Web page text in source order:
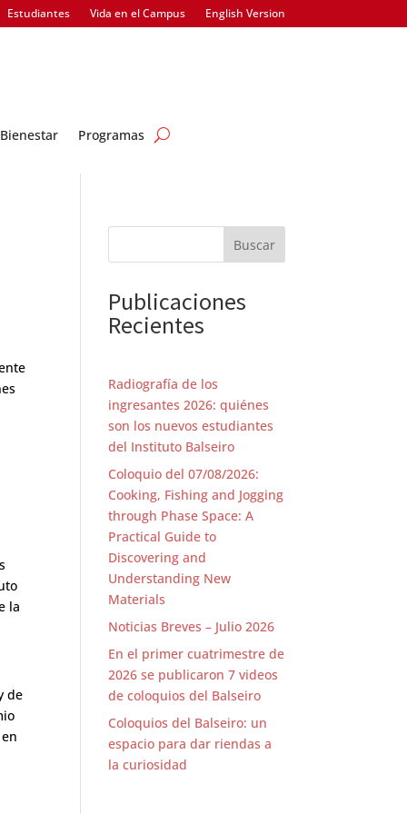
Estudiantes Vida en el Campus English Version
Bienestar Programas
la
de
Buscar
Publicaciones
Recientes
Radiografía de los
ingresantes 2026: quiénes
son los nuevos estudiantes
del Instituto Balseiro
Coloquio del 07/08/2026:
Cooking, Fishing and Jogging
through Phase Space: A
Practical Guide to
Discovering and
Understanding New
Materials
Noticias Breves – Julio 2026
En el primer cuatrimestre de
2026 se publicaron 7 videos
de coloquios del Balseiro
Coloquios del Balseiro: un
espacio para dar riendas a
la curiosidad